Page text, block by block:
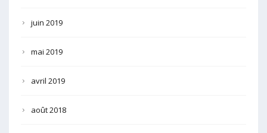
juin 2019
mai 2019
avril 2019
août 2018